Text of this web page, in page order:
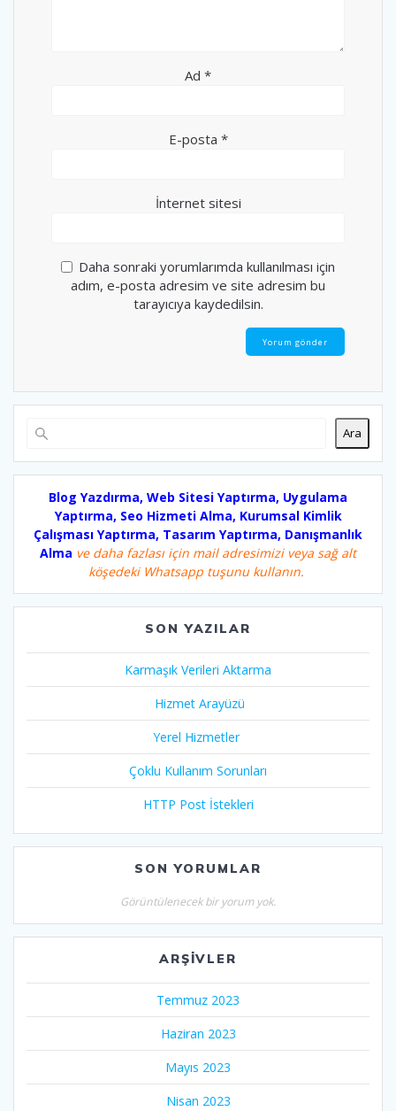
Ad *
E-posta *
İnternet sitesi
Daha sonraki yorumlarımda kullanılması için
adım, e-posta adresim ve site adresim bu
tarayıcıya kaydedilsin.
Ara
Blog Yazdırma, Web Sitesi Yaptırma, Uygulama
Yaptırma, Seo Hizmeti Alma, Kurumsal Kimlik
Çalışması Yaptırma, Tasarım Yaptırma, Danışmanlık
Alma ve daha fazlası için mail adresimizi veya sağ alt
köşedeki Whatsapp tuşunu kullanın.
SON YAZILAR
Karmaşık Verileri Aktarma
Hizmet Arayüzü
Yerel Hizmetler
Çoklu Kullanım Sorunları
HTTP Post İstekleri
SON YORUMLAR
Görüntülenecek bir yorum yok.
ARŞIVLER
Temmuz 2023
Haziran 2023
Mayıs 2023
Nisan 2023